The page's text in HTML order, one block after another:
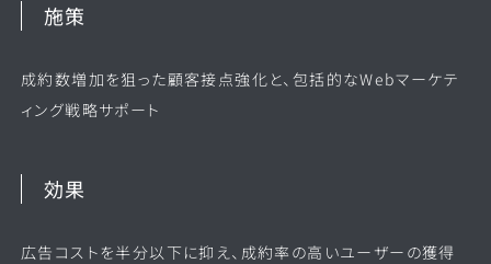
施策
成約数増加を狙った顧客接点強化と、包括的なWebマーケテ
ィング戦略サポート
効果
広告コストを半分以下に抑え、成約率の高いユーザーの獲得